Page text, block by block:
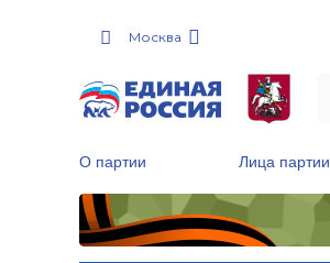
Москва
О партии Лица партии